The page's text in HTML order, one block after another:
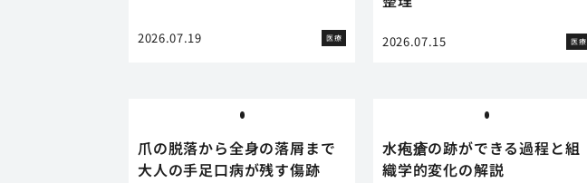
2026.07.19 医療 2026.07.15 医療
爪の脱落から全身の落屑まで
大人の手足口病が残す傷跡
水疱瘡の跡ができる過程と組
織学的変化の解説